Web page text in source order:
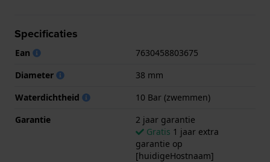
een spectaculaire gangreserve van 80 uur, zal deze
nieuwe toevoeging aan de Murph familie mannen
misschien net een maatje te groot was.
Dit Hamilton horloge heeft een kast gemaakt van
Staal zilver met een diameter van 38 mm en is
voorzien van een leer band. In de kast bevindt zich
een ETA kwaliteitsuurwerk en is afgewerkt met
Specificaties
Ean
7630458803675
Diameter
38 mm
Waterdichtheid
10 Bar (zwemmen)
Garantie
2 jaar garantie
Gratis 1 jaar extra
garantie op
[huidigeHostnaam]